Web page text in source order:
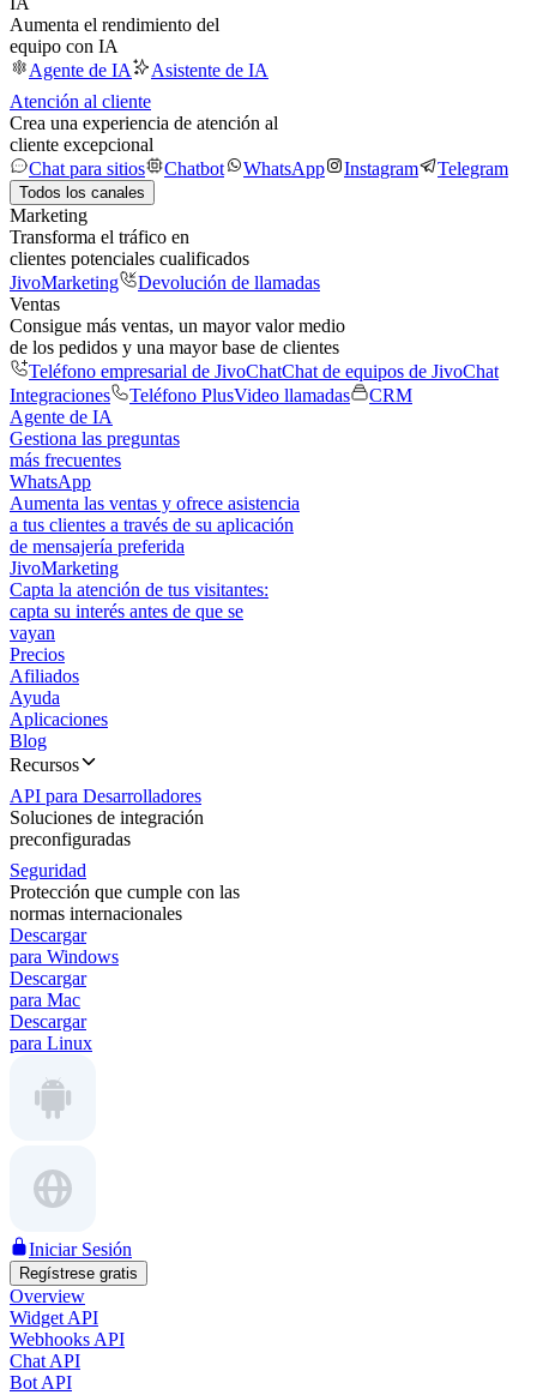
Aumenta el rendimiento del
equipo con IA
Agente de IA
Asistente de IA
Atención al cliente
Crea una experiencia de atención al
cliente excepcional
Chat para sitios
Chatbot WhatsApp Instagram Telegram
Todos los canales
Marketing
Transforma el tráfico en
clientes potenciales cualificados
JivoMarketing
Devolución de llamadas
Ventas
Consigue más ventas, un mayor valor medio
de los pedidos y una mayor base de clientes
Teléfono empresarial de JivoChatChat de equipos de JivoChat
Integraciones
Teléfono PlusVideo llamadas
CRM
Agente de IA
Gestiona las preguntas
más frecuentes
WhatsApp
Aumenta las ventas y ofrece asistencia
a tus clientes a través de su aplicación
de mensajería preferida
JivoMarketing
Capta la atención de tus visitantes:
capta su interés antes de que se
vayan
Precios
Afiliados
Ayuda
Aplicaciones
Blog
Recursos
API para Desarrolladores
Soluciones de integración
preconfiguradas
Seguridad
Protección que cumple con las
normas internacionales
Descargar
para Windows
Descargar
para Mac
Descargar
para Linux
Iniciar Sesión
Regístrese gratis
Overview
Widget API
Webhooks API
Chat API
Bot API